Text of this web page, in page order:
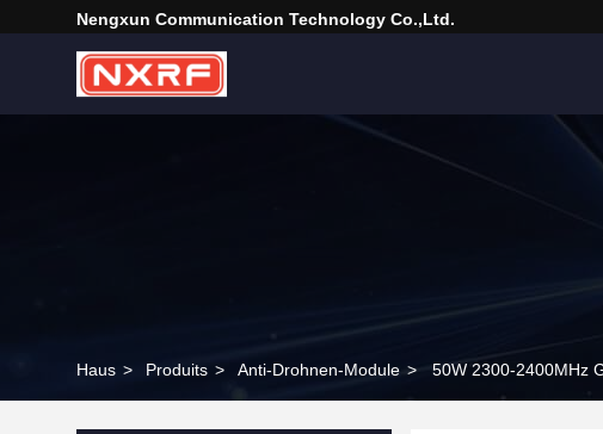
Nengxun Communication Technology Co.,Ltd.
Haus > Produits > Anti-Drohnen-Module > 50W 2300-2400MHz